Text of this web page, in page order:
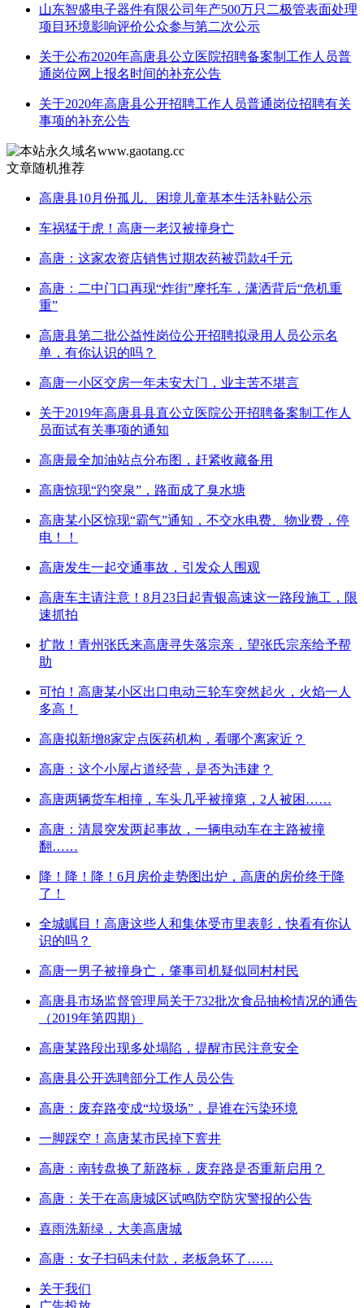
山东智盛电子器件有限公司年产500万只二极管表面处理
项目环境影响评价公众参与第二次公示
关于公布2020年高唐县公立医院招聘备案制工作人员普
通岗位网上报名时间的补充公告
关于2020年高唐县公开招聘工作人员普通岗位招聘有关
事项的补充公告
文章随机推荐
高唐县10月份孤儿、困境儿童基本生活补贴公示
车祸猛于虎！高唐一老汉被撞身亡
高唐：这家农资店销售过期农药被罚款4千元
高唐：二中门口再现“炸街”摩托车，潇洒背后“危机重
重”
高唐县第二批公益性岗位公开招聘拟录用人员公示名
单，有你认识的吗？
高唐一小区交房一年未安大门，业主苦不堪言
关于2019年高唐县县直公立医院公开招聘备案制工作人
员面试有关事项的通知
高唐最全加油站点分布图，赶紧收藏备用
高唐惊现“趵突泉”，路面成了臭水塘
高唐某小区惊现“霸气”通知，不交水电费、物业费，停
电！！
高唐发生一起交通事故，引发众人围观
高唐车主请注意！8月23日起青银高速这一路段施工，限
速抓拍
扩散！青州张氏来高唐寻失落宗亲，望张氏宗亲给予帮
助
可怕！高唐某小区出口电动三轮车突然起火，火焰一人
多高！
高唐拟新增8家定点医药机构，看哪个离家近？
高唐：这个小屋占道经营，是否为违建？
高唐两辆货车相撞，车头几乎被撞瘪，2人被困……
高唐：清晨突发两起事故，一辆电动车在主路被撞
翻……
降！降！降！6月房价走势图出炉，高唐的房价终于降
了！
全城瞩目！高唐这些人和集体受市里表彰，快看有你认
识的吗？
高唐一男子被撞身亡，肇事司机疑似同村村民
高唐县市场监督管理局关于732批次食品抽检情况的通告
（2019年第四期）
高唐某路段出现多处塌陷，提醒市民注意安全
高唐县公开选聘部分工作人员公告
高唐：废弃路变成“垃圾场”，是谁在污染环境
一脚踩空！高唐某市民掉下窨井
高唐：南转盘换了新路标，废弃路是否重新启用？
高唐：关于在高唐城区试鸣防空防灾警报的公告
喜雨洗新绿，大美高唐城
高唐：女子扫码未付款，老板急坏了……
关于我们